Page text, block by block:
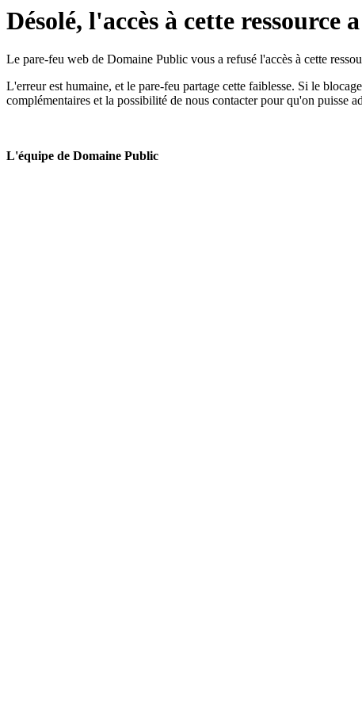
Désolé, l'accès à cette ressource
Le pare-feu web de Domaine Public vous a refusé l'accès à cette
L'erreur est humaine, et le pare-feu partage cette faiblesse. Si le
complémentaires et la possibilité de nous contacter pour qu'on puisse
L'équipe de Domaine Public